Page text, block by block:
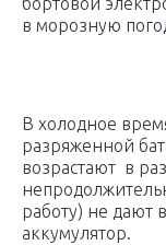
в морозную
В холодное
разряженной
возрастают в
работу) не дают
аккумулятор.